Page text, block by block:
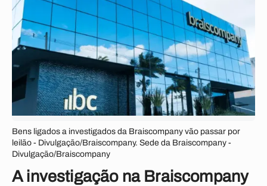
Bens ligados a investigados da Braiscompany vão passar por
leilão - Divulgação/Braiscompany. Sede da Braiscompany -
Divulgação/Braiscompany
A investigação na Braiscompany